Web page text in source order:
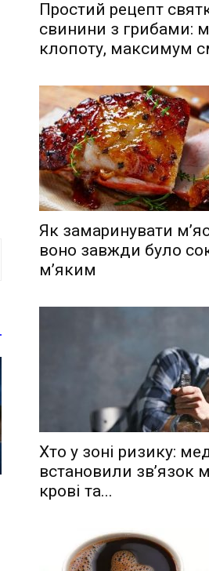
Простий рецепт
свинини з грибами:
клопоту, максимум
Як замаринувати
воно завжди було
м’яким
Хто у зоні ризику:
встановили зв’язок
крові та...